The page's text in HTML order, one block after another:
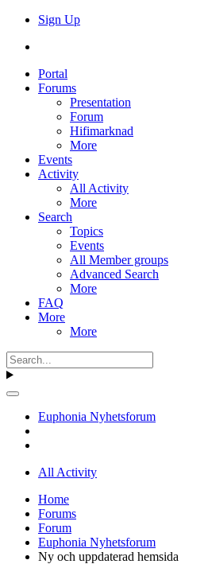
Sign Up
Portal
Forums
Presentation
Forum
Hifimarknad
More
Events
Activity
All Activity
More
Search
Topics
Events
All Member groups
Advanced Search
More
FAQ
More
More
Euphonia Nyhetsforum
All Activity
Home
Forums
Forum
Euphonia Nyhetsforum
Ny och uppdaterad hemsida